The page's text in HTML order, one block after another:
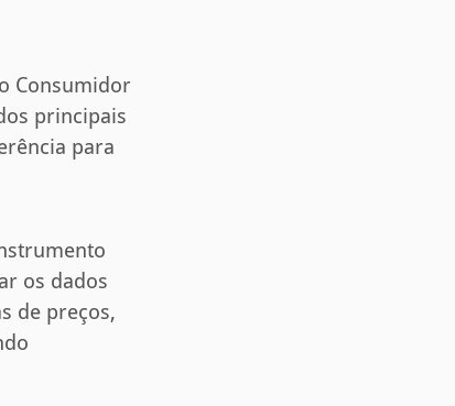
Consumidor
principais
para
os dados
de preços,